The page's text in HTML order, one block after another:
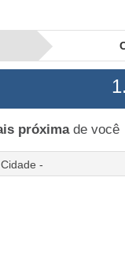
próximade você
-